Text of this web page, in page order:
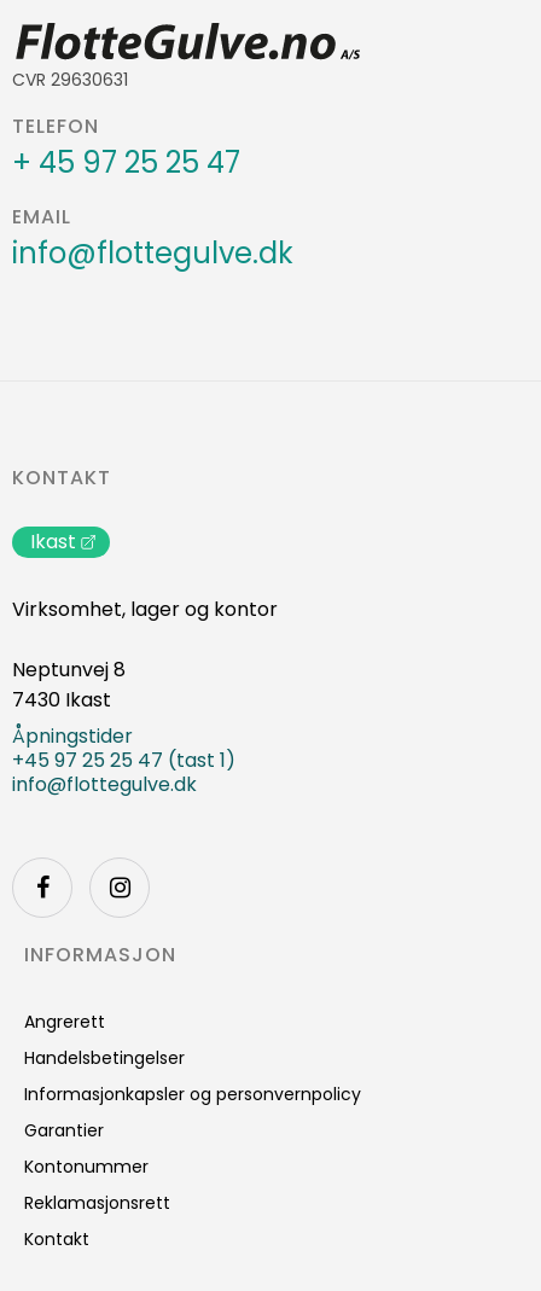
CVR 29630631
TELEFON
+ 45 97 25 25 47
EMAIL
info@flottegulve.dk
KONTAKT
Ikast
Virksomhet, lager og kontor
Neptunvej 8
7430 Ikast
Åpningstider
+45 97 25 25 47 (tast 1)
info@flottegulve.dk
INFORMASJON
Angrerett
Handelsbetingelser
Informasjonkapsler og personvernpolicy
Garantier
Kontonummer
Reklamasjonsrett
Kontakt